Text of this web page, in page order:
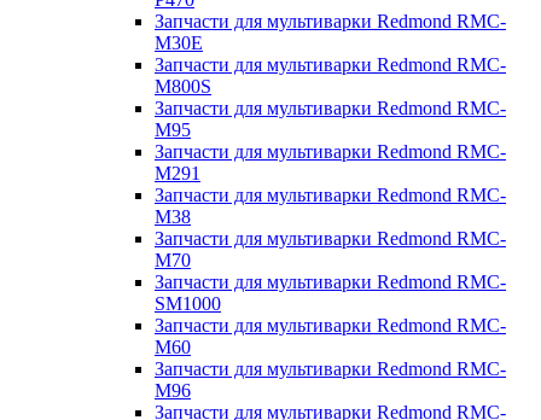
Запчасти для мультиварки Redmond RMC-
M30E
Запчасти для мультиварки Redmond RMC-
M800S
Запчасти для мультиварки Redmond RMC-
M95
Запчасти для мультиварки Redmond RMC-
M291
Запчасти для мультиварки Redmond RMC-
M38
Запчасти для мультиварки Redmond RMC-
M70
Запчасти для мультиварки Redmond RMC-
SM1000
Запчасти для мультиварки Redmond RMC-
M60
Запчасти для мультиварки Redmond RMC-
M96
Запчасти для мультиварки Redmond RMC-